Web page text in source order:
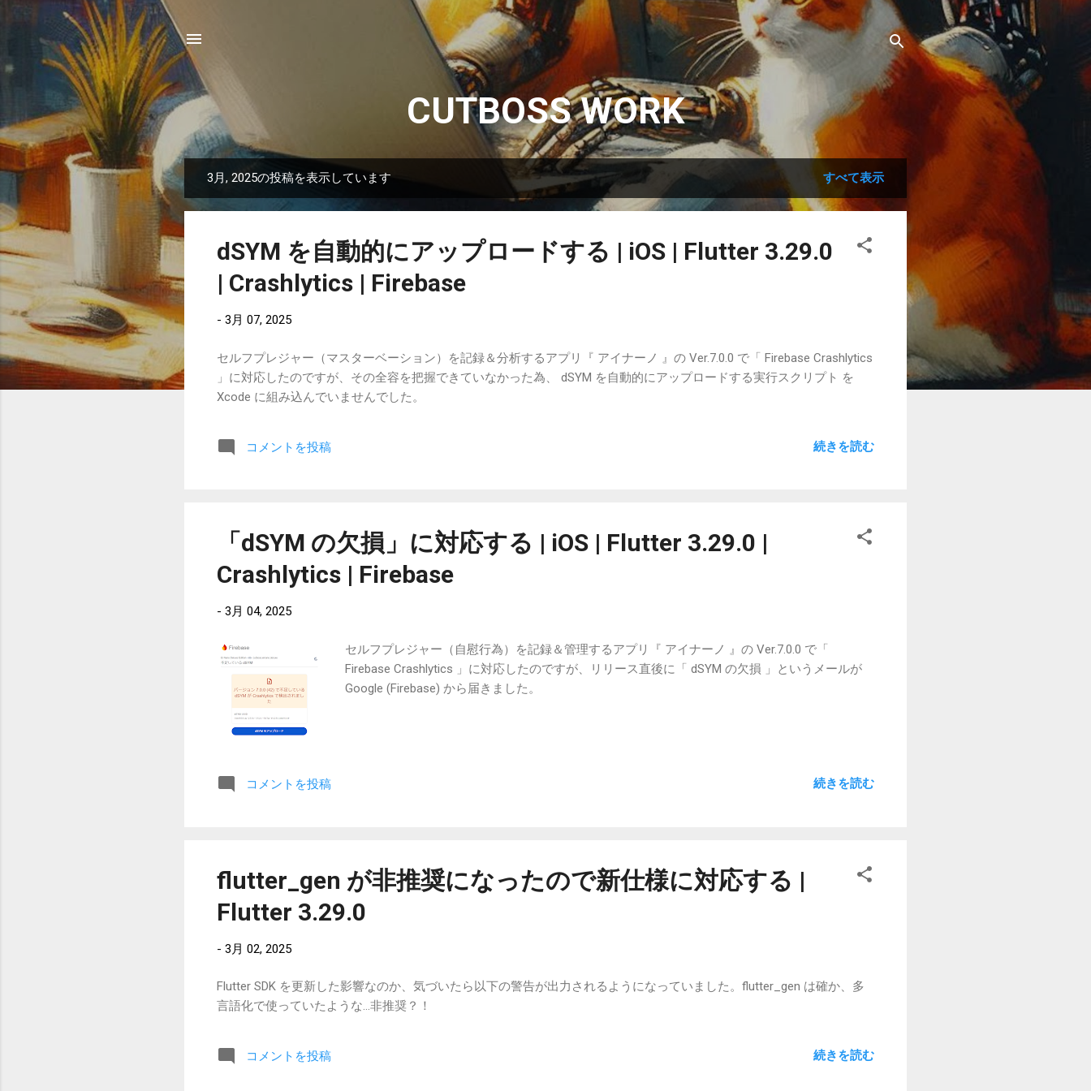
スキップしてメイン コンテンツに移動
CUTBOSS WORK
稿
3月, 2025の投稿を表示しています すべて表示
dSYM を自動的にアップロードする | iOS | Flutter 3.29.0
| Crashlytics | Firebase
- 3月 07, 2025
セルフプレジャー（マスターベーション）を記録＆分析するアプリ『 アイナーノ 』の Ver.7.0.0 で「 Firebase Crashlytics
」に対応したのですが、その全容を把握できていなかった為、 dSYM を自動的にアップロードする実行スクリプト を
Xcode に組み込んでいませんでした。
コメントを投稿 続きを読む
「dSYM の欠損」に対応する | iOS | Flutter 3.29.0 |
Crashlytics | Firebase
- 3月 04, 2025
セルフプレジャー（自慰行為）を記録＆管理するアプリ『 アイナーノ 』の Ver.7.0.0 で「
Firebase Crashlytics 」に対応したのですが、リリース直後に「 dSYM の欠損 」というメールが
Google (Firebase) から届きました。
コメントを投稿 続きを読む
flutter_gen が非推奨になったので新仕様に対応する |
Flutter 3.29.0
- 3月 02, 2025
Flutter SDK を更新した影響なのか、気づいたら以下の警告が出力されるようになっていました。flutter_gen は確か、多
言語化で使っていたような…非推奨？！
コメントを投稿 続きを読む